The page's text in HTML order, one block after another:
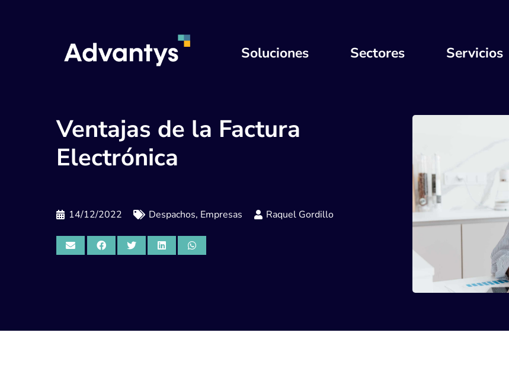
Soluciones Sectores Servicios
Ventajas de la Factura
Electrónica
14/12/2022 Despachos, Empresas Raquel Gordillo